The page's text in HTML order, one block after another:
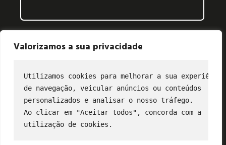
Valorizamos a sua privacidade
Utilizamos cookies para melhorar a sua experiência
de navegação, veicular anúncios ou conteúdos
personalizados e analisar o nosso tráfego.
Ao clicar em "Aceitar todos", concorda com a
utilização de cookies.
CONTATO
(11) 2849-3202
profibus@profibus.org.br